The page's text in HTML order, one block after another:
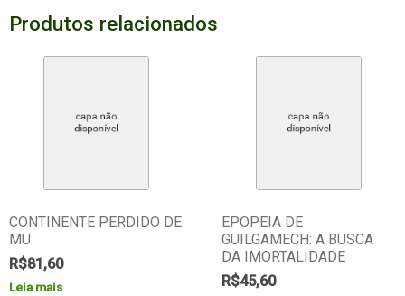
Produtos relacionados
CONTINENTE PERDIDO DE
MU
R$81,60
Leia mais
EPOPEIA DE
GUILGAMECH: A BUSCA
DA IMORTALIDADE
R$45,60